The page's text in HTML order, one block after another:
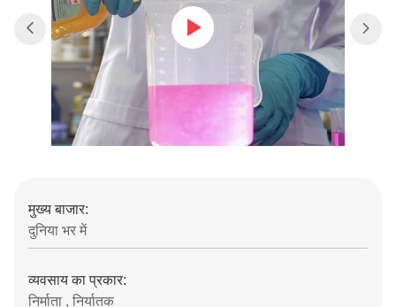
मुख्य बाजार:
दुनिया भर में
व्यवसाय का प्रकार:
निर्माता , निर्यातक